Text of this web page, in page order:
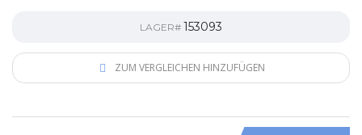
LAGER# 153093
ZUM VERGLEICHEN HINZUFÜGEN